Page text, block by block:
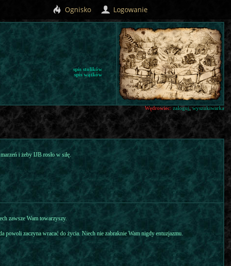
spis stolików
spis wątków
Wędrowiec: zaloguj wyszukiwarka
i żeby IJB rosło w siłę.
zawsze Wam towarzyszy.
zaczyna wracać do życia. Niech nie zabraknie Wam nigdy entuzjazmu.
Ognisko Logowanie